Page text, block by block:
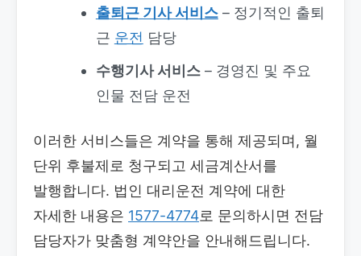
출퇴근 기사 서비스– 정기적인 출퇴
근 운전 담당
수행기사 서비스– 경영진 및 주요
인물 전담 운전
이러한 서비스들은 계약을 통해 제공되며, 월
단위 후불제로 청구되고 세금계산서를
발행합니다. 법인 대리운전 계약에 대한
자세한 내용은 1577-4774로 문의하시면 전담
담당자가 맞춤형 계약안을 안내해드립니다.